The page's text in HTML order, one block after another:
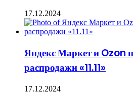
17.12.2024
Яндекс Маркет и Ozon
распродажи «11.11»
17.12.2024